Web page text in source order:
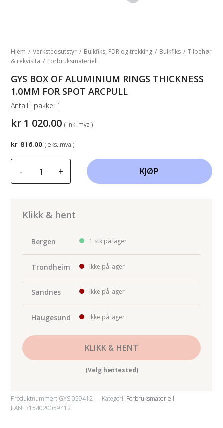
Hjem / Verkstedsutstyr / Bulkfiks, PDR og trekking / Bulkfiks / Tilbehør
& rekvisita / Forbruksmateriell
GYS BOX OF ALUMINIUM RINGS THICKNESS
1.0MM FOR SPOT ARCPULL
kr 1 020.00 ( ink. mva )
Antall i pakke: 1
-
RINGS
1.0MM
FOR
+ KJØP
Klikk & hent
Bergen 1 stk på lager
Trondheim Ikke på lager
Sandnes Ikke på lager
Haugesund Ikke på lager
KLIKK & HENT
(Velg hentested)
Produktnummer: GYS 059412 Kategori: Forbruksmateriell
EAN: 3154020059412
kr 816.00 ( eks. mva )